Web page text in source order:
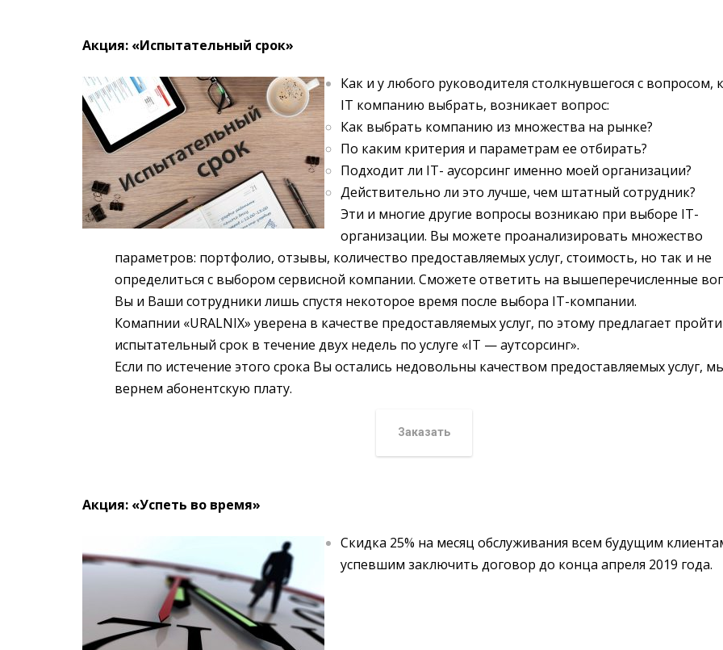
Акция: «Испытательный срок»
Как и у любого руководителя столкнувшегося с вопросом,
IT компанию выбрать, возникает вопрос:
Как выбрать компанию из множества на рынке?
По каким критерия и параметрам ее отбирать?
Подходит ли IT- аусорсинг именно моей организации?
Действительно ли это лучше, чем штатный сотрудник?
Эти и многие другие вопросы возникаю при выборе IT-
организации. Вы можете проанализировать множество
параметров: портфолио, отзывы, количество предоставляемых услуг, стоимость, но так и не
определиться с выбором сервисной компании. Сможете ответить на вышеперечисленные
Вы и Ваши сотрудники лишь спустя некоторое время после выбора IT-компании.
Комапнии «URALNIX» уверена в качестве предоставляемых услуг, по этому предлагает пройти
испытательный срок в течение двух недель по услуге «IT — аутсорсинг».
Если по истечение этого срока Вы остались недовольны качеством предоставляемых услуг,
вернем абонентскую плату.
Заказать
Акция: «Успеть во время»
Скидка 25% на месяц обслуживания всем будущим
успевшим заключить договор до конца апреля 2019 года.